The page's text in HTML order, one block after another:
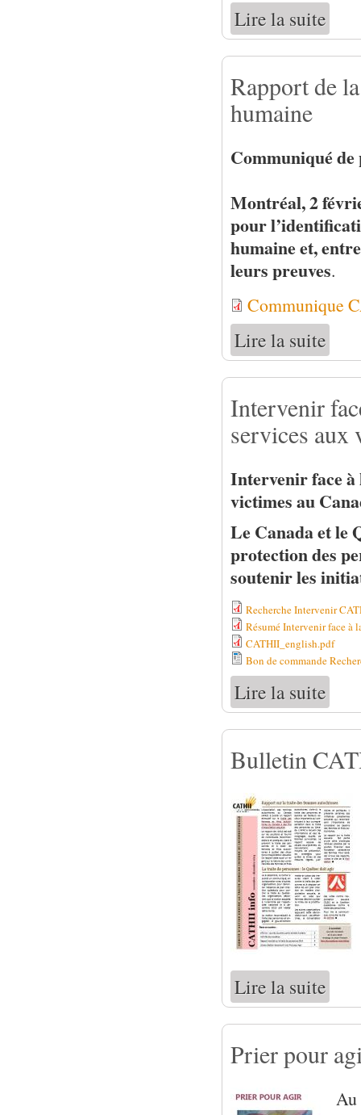
Lire la suite
Rapport de
humaine
Communiqué
Montréal, 2
pour
humaine et,
leurs preuves.
Communique
Lire la suite
Intervenir
services aux
Intervenir face à
victimes au
Le Canada et le
protection des
soutenir les
Recherche Intervenir
Résumé Intervenir face à
CATHII_english.pdf
Bon de commande
Lire la suite
Bulletin
Lire la suite
Prier pour
Au